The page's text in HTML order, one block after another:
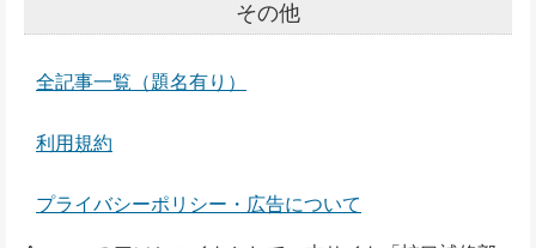
その他
全記事一覧（題名有り）
利用規約
プライバシーポリシー・広告について